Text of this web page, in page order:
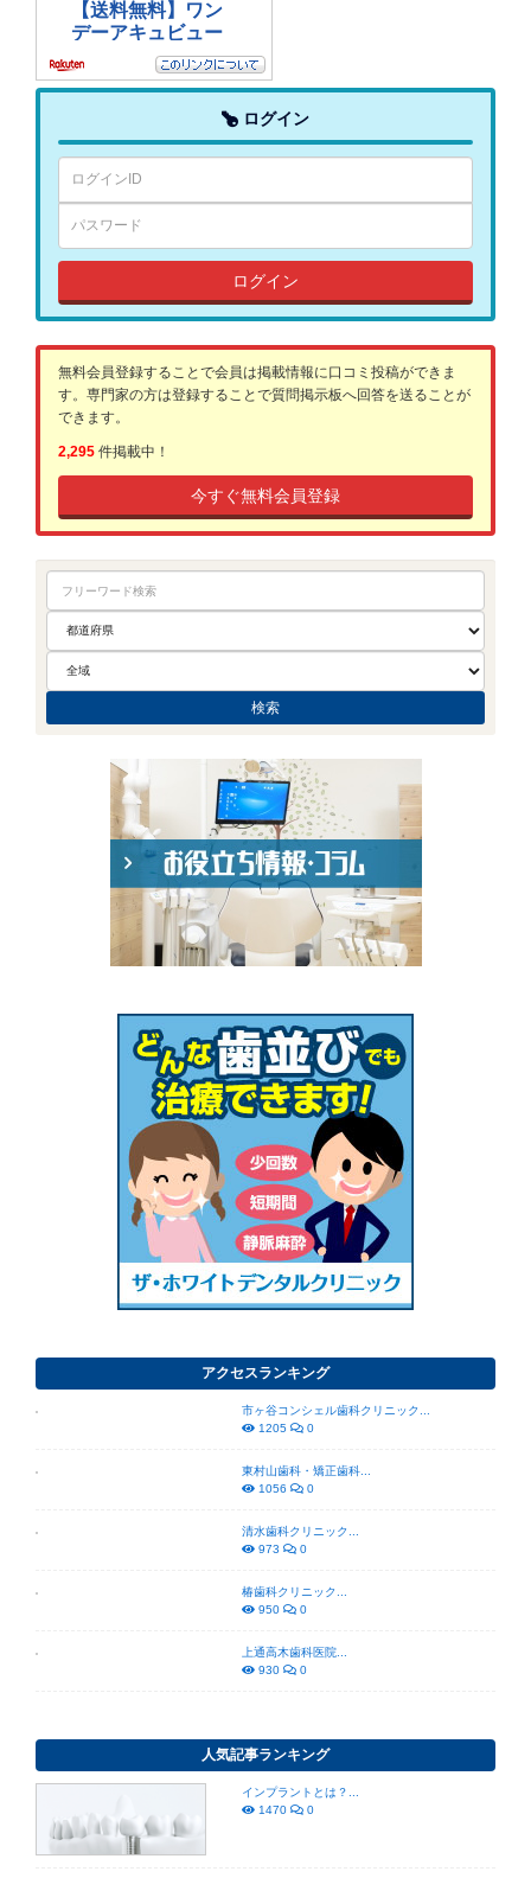
ログイン
ログイン
無料会員登録することで会員は掲載情報に口コミ投稿ができま
す。専門家の方は登録することで質問掲示板へ回答を送ることが
できます。
2,295 件掲載中！
今すぐ無料会員登録
アクセスランキング
市ヶ谷コンシェル歯科クリニック...
1205
0
東村山歯科・矯正歯科...
1056
0
清水歯科クリニック...
973
0
椿歯科クリニック...
950
0
上通高木歯科医院...
930
0
人気記事ランキング
インプラントとは？...
1470
0